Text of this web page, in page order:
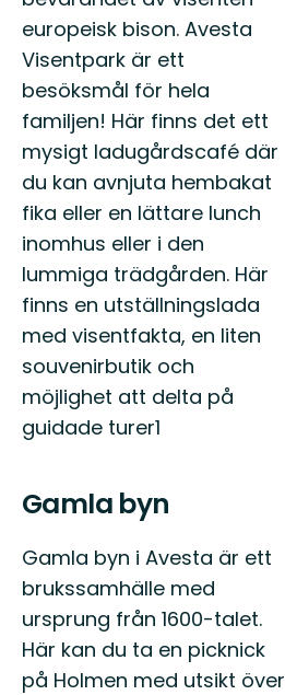
europeisk bison. Avesta
Visentpark är ett
besöksmål för hela
familjen! Här finns det ett
mysigt ladugårdscafé där
du kan avnjuta hembakat
fika eller en lättare lunch
inomhus eller i den
lummiga trädgården. Här
finns en utställningslada
med visentfakta, en liten
souvenirbutik och
möjlighet att delta på
guidade turer1
Gamla byn
Gamla byn i Avesta är ett
brukssamhälle med
ursprung från 1600-talet.
Här kan du ta en picknick
på Holmen med utsikt över